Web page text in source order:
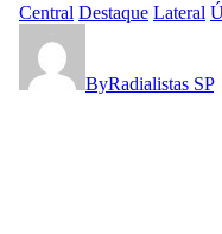
Central Destaque Lateral
Eliezer
segueByRadialistas SP